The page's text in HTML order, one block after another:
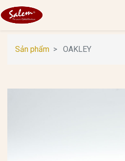
Sản phẩm OAKLEY